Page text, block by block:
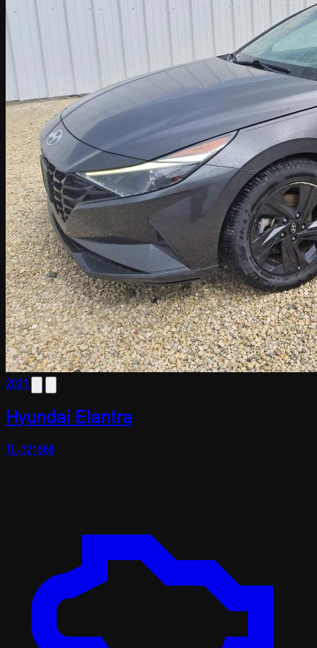
2021
Hyundai Elantra
TL-121568